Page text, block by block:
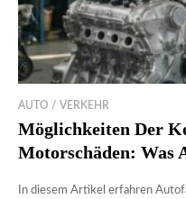
AUTO / VERKEHR
Möglichkeiten Der
Motorschäden: Was
In diesem Artikel erfahren